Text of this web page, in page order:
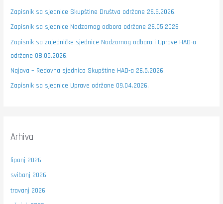
Zapisnik sa sjednice Skupštine Društva održane 26.5.2026.
Zapisnik sa sjednice Nadzornog odbora održane 26.05.2026
Zapisnik sa zajedničke sjednice Nadzornog odbora i Uprave HAD-a
održane 08.05.2026.
Najava – Redovna sjednica Skupštine HAD-a 26.5.2026.
Zapisnik sa sjednice Uprave održane 09.04.2026.
Arhiva
lipanj 2026
svibanj 2026
travanj 2026